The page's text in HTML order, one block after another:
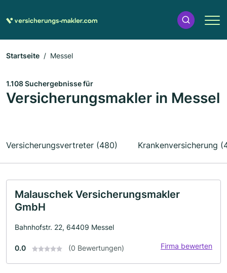
Startseite Messel
1.108 Suchergebnisse für
Versicherungsmakler in Messel
Versicherungsvertreter (480) Krankenversicherung
Malauschek Versicherungsmakler
GmbH
Bahnhofstr. 22, 64409 Messel
0.0 (0 Bewertungen) Firma bewerten